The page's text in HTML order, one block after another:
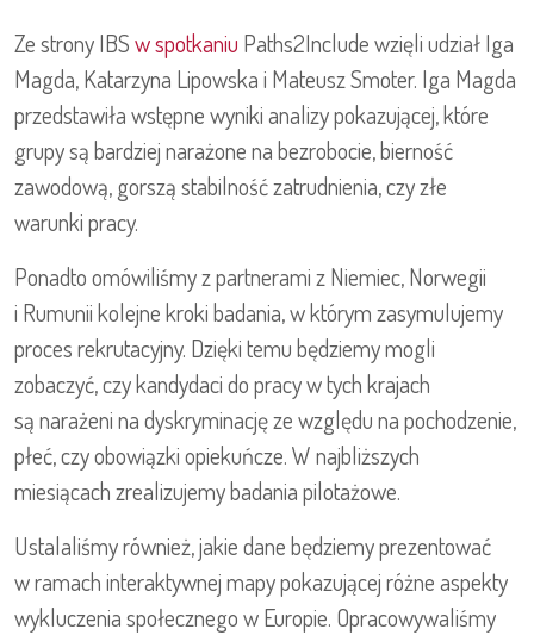
Ze strony IBSw spotkaniu Paths2Include wzięli udział Iga
Magda, Katarzyna Lipowska i Mateusz Smoter. Iga Magda
przedstawiła wstępne wyniki analizy pokazującej, które
grupy są bardziej narażone na bezrobocie, bierność
zawodową, gorszą stabilność zatrudnienia, czy złe
warunki pracy.
Ponadto omówiliśmy z partnerami z Niemiec, Norwegii
i Rumunii kolejne kroki badania, w którym zasymulujemy
proces rekrutacyjny. Dzięki temu będziemy mogli
zobaczyć, czy kandydaci do pracy w tych krajach
są narażeni na dyskryminację ze względu na pochodzenie,
płeć, czy obowiązki opiekuńcze. W najbliższych
miesiącach zrealizujemy badania pilotażowe.
Ustalaliśmy również, jakie dane będziemy prezentować
w ramach interaktywnej mapy pokazującej różne aspekty
wykluczenia społecznego w Europie. Opracowywaliśmy